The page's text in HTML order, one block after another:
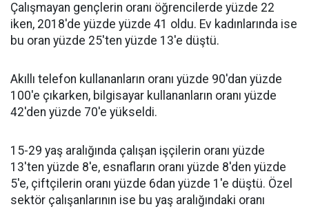
Çalışmayan gençlerin oranı öğrencilerde yüzde 22
iken, 2018'de yüzde yüzde 41 oldu. Ev kadınlarında ise
bu oran yüzde 25'ten yüzde 13'e düştü.
Akıllı telefon kullananların oranı yüzde 90'dan yüzde
100'e çıkarken, bilgisayar kullananların oranı yüzde
42'den yüzde 70'e yükseldi.
15-29 yaş aralığında çalışan işçilerin oranı yüzde
13'ten yüzde 8'e, esnafların oranı yüzde 8'den yüzde
5'e, çiftçilerin oranı yüzde 6dan yüzde 1'e düştü. Özel
sektör çalışanlarının ise bu yaş aralığındaki oranı